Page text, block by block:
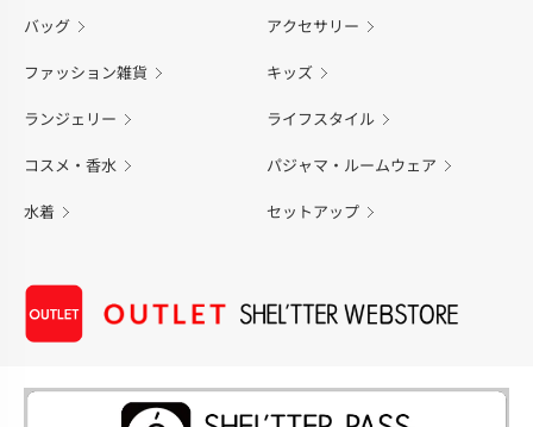
バッグ アクセサリー
ファッション雑貨 キッズ
ランジェリー ライフスタイル
コスメ・香水 パジャマ・ルームウェア
水着 セットアップ